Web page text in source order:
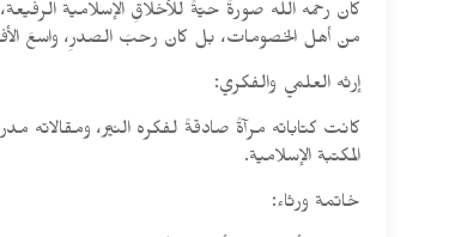
كان رحمه الله صورةً حيّةً للأخلاقِ الإسلامية
من أهل الخصومات، بل كان رحبَ الصدرِ، واسعَ
إرثه العلمي والفكري:
كانت كتاباته مرآةً صادقةً لفكره النيّر، ومقالاته
المكتبة الإسلامية.
خاتمة ورثاء: